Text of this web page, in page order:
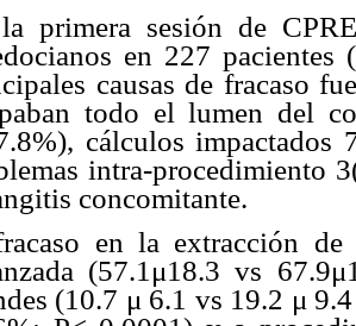
primera sesión de
en 227
causas de fracaso
todo el lumen del
cálculos impactados
intra-procedimiento
concomitante.
en la extracción
(57.1μ18.3 vs
(10.7 μ 6.1 vs 19.2 μ